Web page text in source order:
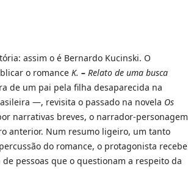
assim o é Bernardo Kucinski. O
o romance K. – Relato de uma busca
de um pai pela filha desaparecida na
—, revisita o passado na novela Os
narrativas breves, o narrador-personagem
anterior. Num resumo ligeiro, um tanto
do romance, o protagonista recebe
pessoas que o questionam a respeito da